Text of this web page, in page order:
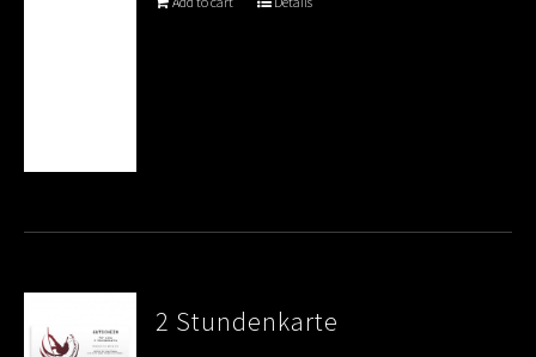
2 Stundenkarte